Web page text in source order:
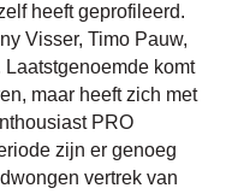
heeft geprofileerd.
Visser, Timo Pauw,
komt
maar heeft zich met
PRO
zijn er genoeg
vertrek van